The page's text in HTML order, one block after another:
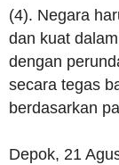
(4). Negara
dan kuat
dengan
secara tegas
berdasarkan
Depok, 21